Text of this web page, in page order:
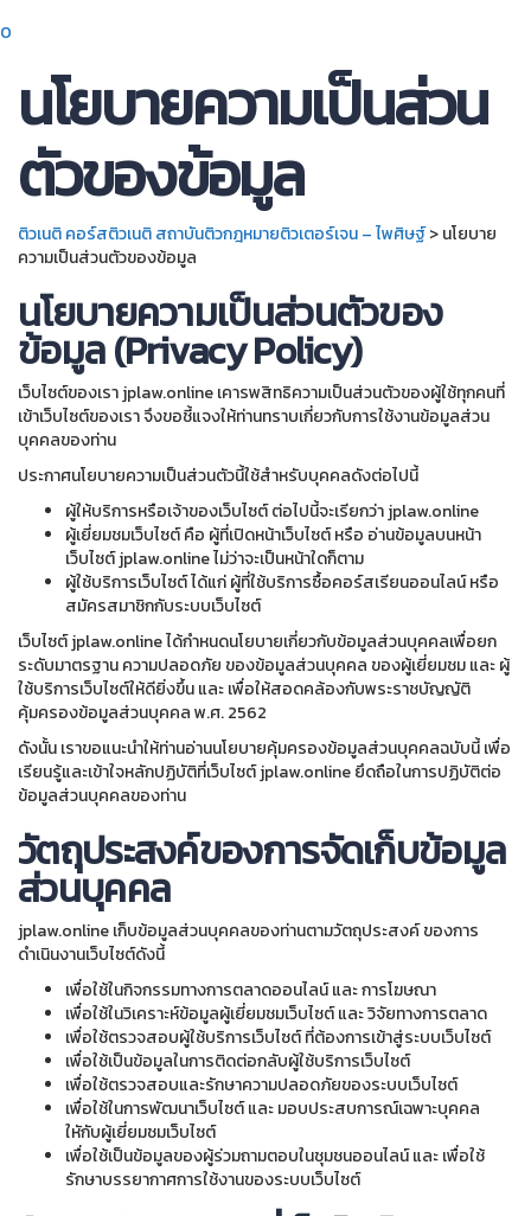
0
นโยบายความเป็นส่วน
ตัวของข้อมูล
ติวเนติ คอร์สติวเนติ สถาบันติวกฎหมายติวเตอร์เจน – ไพศิษฐ์>นโยบาย
ความเป็นส่วนตัวของข้อมูล
นโยบายความเป็นส่วนตัวของ
ข้อมูล (Privacy Policy)
เว็บไซต์ของเรา jplaw.online เคารพสิทธิความเป็นส่วนตัวของผู้ใช้ทุกคนที่
เข้าเว็บไซต์ของเรา จึงขอชี้แจงให้ท่านทราบเกี่ยวกับการใช้งานข้อมูลส่วน
บุคคลของท่าน
ประกาศนโยบายความเป็นส่วนตัวนี้ใช้สำหรับบุคคลดังต่อไปนี้
ผู้ให้บริการหรือเจ้าของเว็บไซต์ ต่อไปนี้จะเรียกว่า jplaw.online
ผู้เยี่ยมชมเว็บไซต์ คือ ผู้ที่เปิดหน้าเว็บไซต์ หรือ อ่านข้อมูลบนหน้า
เว็บไซต์ jplaw.online ไม่ว่าจะเป็นหน้าใดก็ตาม
ผู้ใช้บริการเว็บไซต์ ได้แก่ ผู้ที่ใช้บริการซื้อคอร์สเรียนออนไลน์ หรือ
สมัครสมาชิกกับระบบเว็บไซต์
เว็บไซต์ jplaw.online ได้กำหนดนโยบายเกี่ยวกับข้อมูลส่วนบุคคลเพื่อยก
ระดับมาตรฐาน ความปลอดภัย ของข้อมูลส่วนบุคคล ของผู้เยี่ยมชม และ ผู้
ใช้บริการเว็บไซต์ให้ดียิ่งขึ้น และ เพื่อให้สอดคล้องกับพระราชบัญญัติ
คุ้มครองข้อมูลส่วนบุคคล พ.ศ. 2562
ดังนั้น เราขอแนะนำให้ท่านอ่านนโยบายคุ้มครองข้อมูลส่วนบุคคลฉบับนี้ เพื่อ
เรียนรู้และเข้าใจหลักปฏิบัติที่เว็บไซต์ jplaw.online ยึดถือในการปฏิบัติต่อ
ข้อมูลส่วนบุคคลของท่าน
วัตถุประสงค์ของการจัดเก็บข้อมูล
ส่วนบุคคล
jplaw.online เก็บข้อมูลส่วนบุคคลของท่านตามวัตถุประสงค์ ของการ
ดำเนินงานเว็บไซต์ดังนี้
เพื่อใช้ในกิจกรรมทางการตลาดออนไลน์ และ การโฆษณา
เพื่อใช้ในวิเคราะห์ข้อมูลผู้เยี่ยมชมเว็บไซต์ และ วิจัยทางการตลาด
เพื่อใช้ตรวจสอบผู้ใช้บริการเว็บไซต์ ที่ต้องการเข้าสู่ระบบเว็บไซต์
เพื่อใช้เป็นข้อมูลในการติดต่อกลับผู้ใช้บริการเว็บไซต์
เพื่อใช้ตรวจสอบและรักษาความปลอดภัยของระบบเว็บไซต์
เพื่อใช้ในการพัฒนาเว็บไซต์ และ มอบประสบการณ์เฉพาะบุคคล
ใหักับผู้เยี่ยมชมเว็บไซต์
เพื่อใช้เป็นข้อมูลของผู้ร่วมถามตอบในชุมชนออนไลน์ และ เพื่อใช้
รักษาบรรยากาศการใช้งานของระบบเว็บไซต์